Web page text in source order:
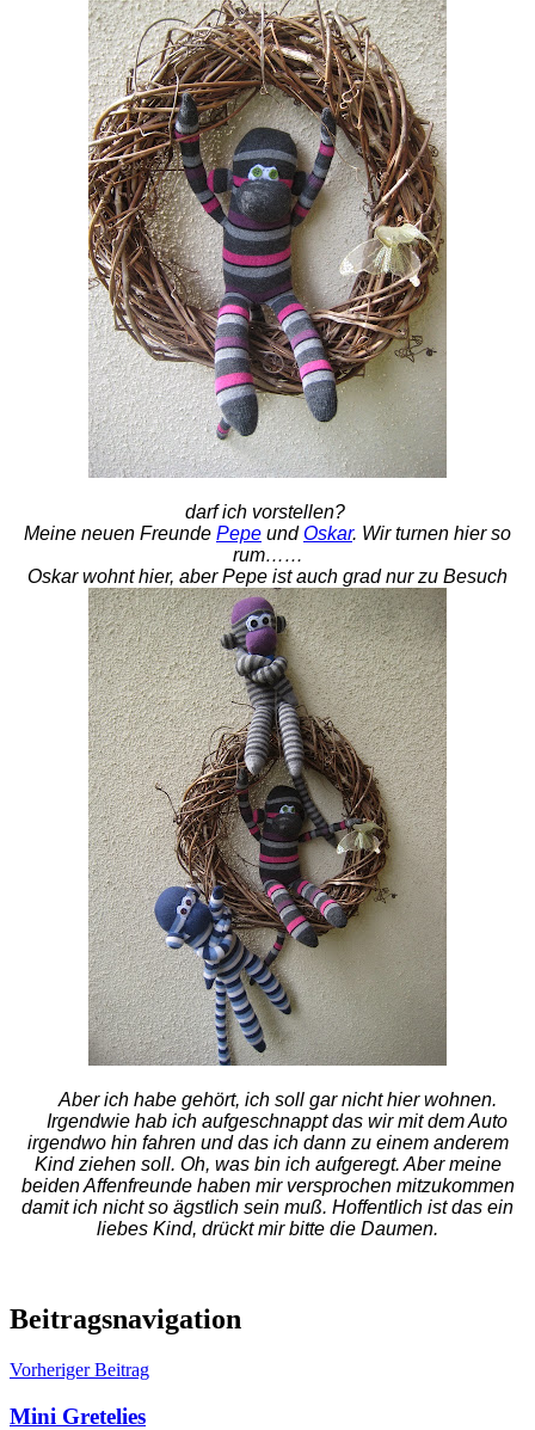
darf ich vorstellen?
Meine neuen Freunde Pepe undOskar. Wir turnen hier so
rum……
Oskar wohnt hier, aber Pepe ist auch grad nur zu Besuch
Aber ich habe gehört, ich soll gar nicht hier wohnen.
Irgendwie hab ich aufgeschnappt das wir mit dem Auto
irgendwo hin fahren und das ich dann zu einem anderem
Kind ziehen soll. Oh, was bin ich aufgeregt. Aber meine
beiden Affenfreunde haben mir versprochen mitzukommen
damit ich nicht so ägstlich sein muß. Hoffentlich ist das ein
liebes Kind, drückt mir bitte die Daumen.
Beitragsnavigation
Vorheriger Beitrag
Mini Gretelies